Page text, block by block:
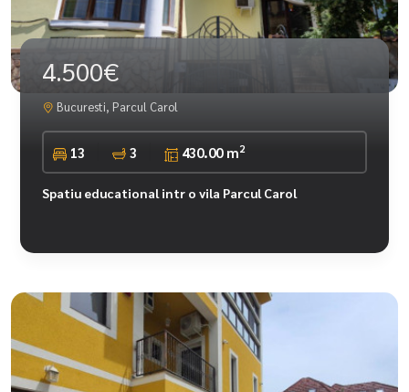
4.500€
Bucuresti, Parcul Carol
13 3 430.00 m2
Spatiu educational intr o vila Parcul Carol